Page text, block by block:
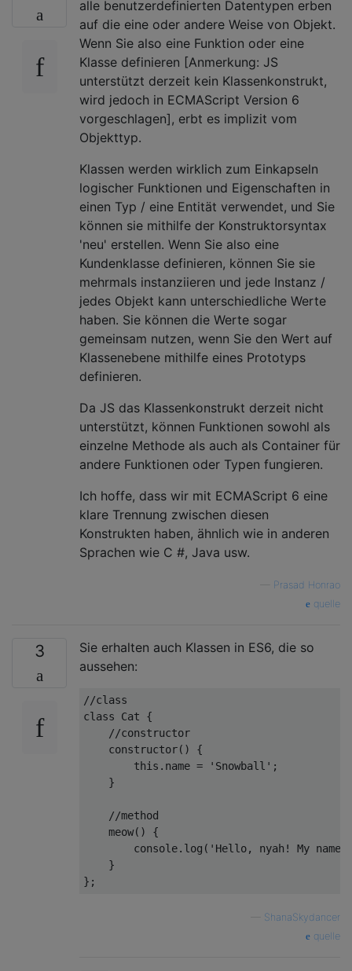
alle benutzerdefinierten Datentypen erben
auf die eine oder andere Weise von Objekt.
Wenn Sie also eine Funktion oder eine
Klasse definieren [Anmerkung: JS
unterstützt derzeit kein Klassenkonstrukt,
wird jedoch in ECMAScript Version 6
vorgeschlagen], erbt es implizit vom
Objekttyp.
Klassen werden wirklich zum Einkapseln
logischer Funktionen und Eigenschaften in
einen Typ / eine Entität verwendet, und Sie
können sie mithilfe der Konstruktorsyntax
'neu' erstellen. Wenn Sie also eine
Kundenklasse definieren, können Sie sie
mehrmals instanziieren und jede Instanz /
jedes Objekt kann unterschiedliche Werte
haben. Sie können die Werte sogar
gemeinsam nutzen, wenn Sie den Wert auf
Klassenebene mithilfe eines Prototyps
definieren.
Da JS das Klassenkonstrukt derzeit nicht
unterstützt, können Funktionen sowohl als
einzelne Methode als auch als Container für
andere Funktionen oder Typen fungieren.
Ich hoffe, dass wir mit ECMAScript 6 eine
klare Trennung zwischen diesen
Konstrukten haben, ähnlich wie in anderen
Sprachen wie C #, Java usw.
Prasad Honrao
quelle
3
Sie erhalten auch Klassen in ES6, die so
aussehen:
//class
class
Cat
{
//constructor
constructor( )
{
this .name = 'Snowball' ;
    }
//method
meow( )
{
console.log( 'Hello, nyah! My
    }
ShanaSkydancer
quelle